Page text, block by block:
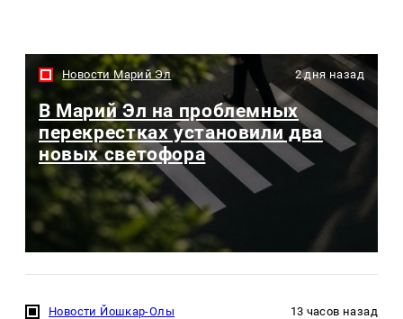
Новости Марий Эл 2 дня назад
В Марий Эл на проблемных
перекрестках установили два
новых светофора
Новости Йошкар-Олы 13 часов назад